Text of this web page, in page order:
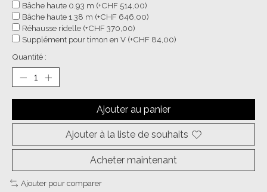
Bâche haute 0.93 m (+CHF 514,00)
Bâche haute 1.38 m (+CHF 646,00)
Réhausse ridelle (+CHF 370,00)
Supplément pour timon en V (+CHF 84,00)
Quantité :
Ajouter au panier
Ajouter à la liste de souhaits
Acheter maintenant
Ajouter pour comparer